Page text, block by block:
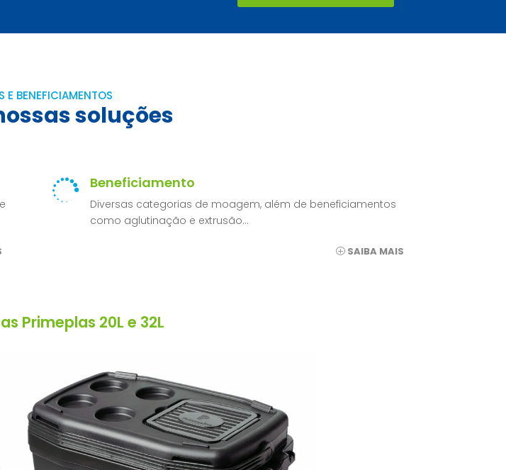
E BENEFICIAMENTOS
soluções
 Beneficiamento
Diversas categorias de moagem, além de beneficiamentos
como aglutinação e extrusão…
SAIBA MAIS
Primeplas 20L e 32L